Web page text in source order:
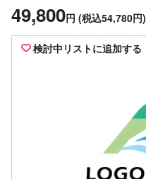
49,800円 (税込54,780円)
検討中リストに追加する